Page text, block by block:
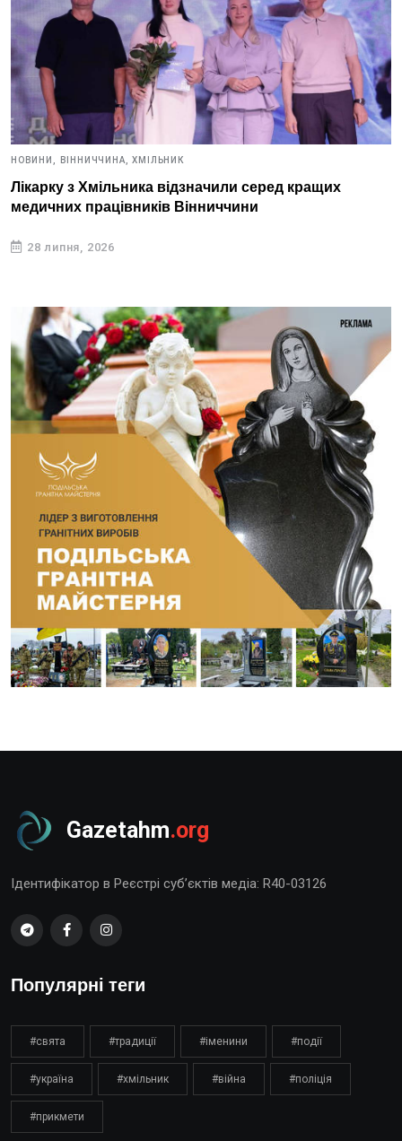
НОВИНИ, ВІННИЧЧИНА, ХМІЛЬНИК
Лікарку з Хмільника відзначили серед кращих
медичних працівників Вінниччини
28 липня, 2026
Gazetahm.org
Ідентифікатор в Реєстрі суб’єктів медіа: R40-03126
Популярні теги
#свята #традиції #іменини #події
#україна #хмільник #війна #поліція
#прикмети